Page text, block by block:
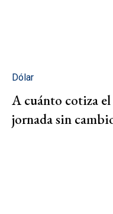
Dólar
A cuánto cotiza
jornada sin